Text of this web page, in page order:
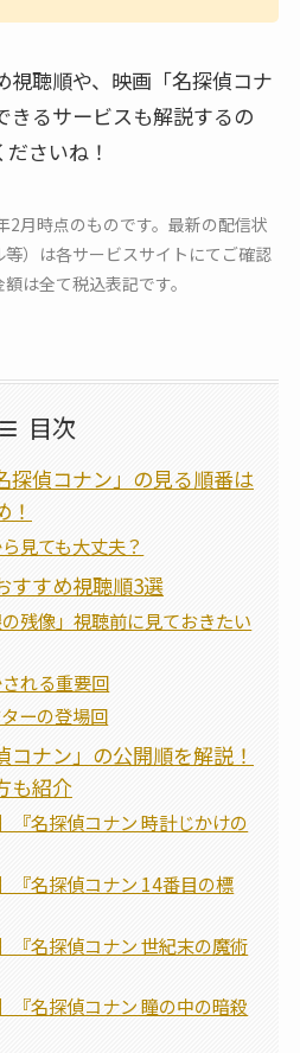
視聴順や、映画「名探偵コナ
きるサービスも解説するの
さいね！
2月時点のものです。最新の配信状
）は各サービスサイトにてご確認
は全て税込表記です。
目次
探偵コナン」の見る順番は
見ても大丈夫？
すすめ視聴順3選
残像」視聴前に見ておきたい
れる重要回
ーの登場回
コナン」の公開順を解説！
も紹介
『名探偵コナン 時計じかけの
『名探偵コナン 14番目の標
『名探偵コナン 世紀末の魔術
『名探偵コナン 瞳の中の暗殺